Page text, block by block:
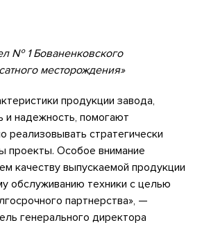
№ 1 Бованенковского
месторождения»
продукции завода,
надежность, помогают
реализовывать стратегически
проекты. Особое внимание
качеству выпускаемой продукции
обслуживанию техники с целью
партнерства», —
генерального директора